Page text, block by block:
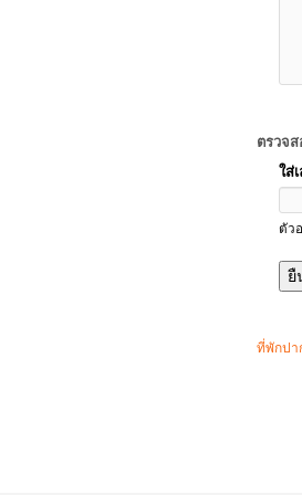
ตรวจ
ใส่
ตัว
ที่พักปา